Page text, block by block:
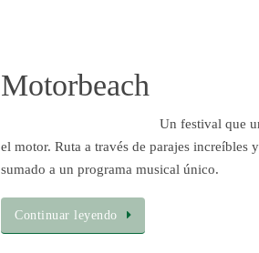
Motorbeach
Un festival que
el motor. Ruta a través de parajes increíbles
sumado a un programa musical único.
Continuar leyendo